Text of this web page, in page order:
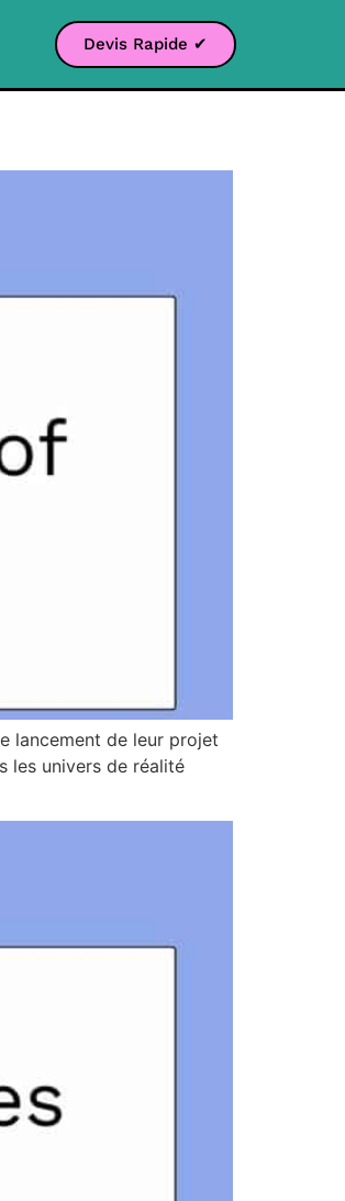
Devis Rapide ✔
lancement de leur projet
les univers de réalité